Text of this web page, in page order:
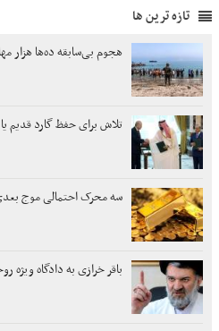
تازه ترین ها
هجوم بی‌سابقه ده‌ها هزار
تلاش برای حفظ گارد قدیم
سه محرک احتمالی موج
باقر خرازی به دادگاه ویژه